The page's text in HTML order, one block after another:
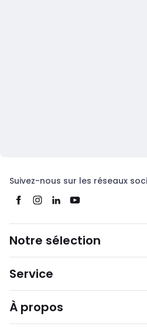
Suivez-nous sur les réseaux
Notre sélection
Service
À propos